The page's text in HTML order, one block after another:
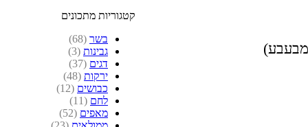
קטגוריות מתכונים
בשר (68)
גבינות (3)
דגים (37)
ירקות (48)
כבושים (12)
לחם (11)
מאפים (52)
מבעבע)